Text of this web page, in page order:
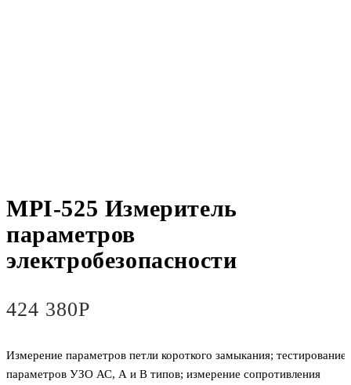
MPI-525 Измеритель
параметров
электробезопасности
424 380Р
Измерение параметров петли короткого замыкания; тестирование
параметров УЗО АС, А и В типов; измерение сопротивления